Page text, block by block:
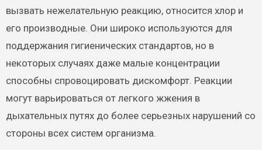
вызвать нежелательную реакцию, относится хлор и
его производные. Они широко используются для
поддержания гигиенических стандартов, но в
некоторых случаях даже малые концентрации
способны спровоцировать дискомфорт. Реакции
могут варьироваться от легкого жжения в
дыхательных путях до более серьезных нарушений со
стороны всех систем организма.